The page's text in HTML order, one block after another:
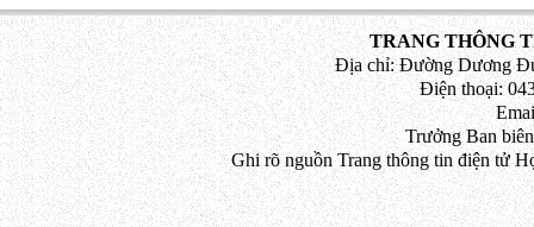
TRANG THÔNG
Địa chỉ: Đường Dương
Điện thoại:
Trưởng Ban
Ghi rõ nguồn Trang thông tin điện tử